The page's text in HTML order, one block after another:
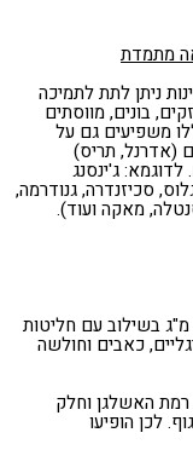
מתמדת
ניתן לתת לתמיכה
בונים, מווסתים
משפיעים גם על
(אדרנל, תריס)
ג'ינסנג
סכיזנדרה, גנודרמה,
מאקה ועוד).
מטופלת נוטלת פוסיד 40 מ"ג בשילוב עם חליטות
כאבים וחולשה
האשלגן וחלק
לכן הופיעו